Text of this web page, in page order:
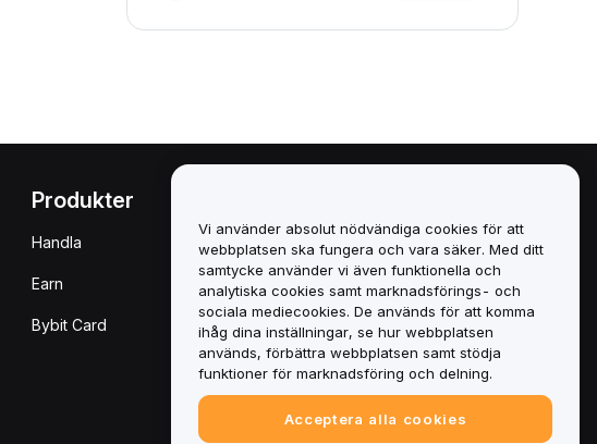
Produkter
Handla
Earn
Bybit Card
Policy för intressekonflikter
Sammanfattning av policyn
för depåförvaring och
administration
ESG-information
Crypto-Asset White Papers
Vi använder absolut nödvändiga cookies för att
webbplatsen ska fungera och vara säker. Med ditt
samtycke använder vi även funktionella och
analytiska cookies samt marknadsförings- och
sociala mediecookies. De används för att komma
ihåg dina inställningar, se hur webbplatsen
används, förbättra webbplatsen samt stödja
funktioner för marknadsföring och delning.
Acceptera alla cookies